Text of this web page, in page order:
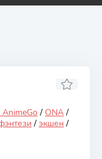
/ ONA /
/ экшен /